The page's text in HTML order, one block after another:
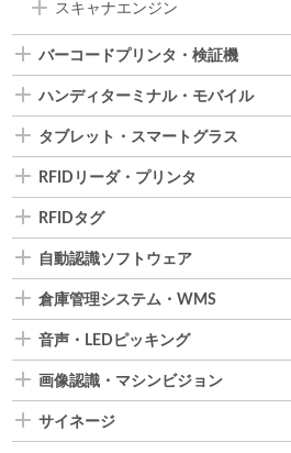
スキャナエンジン
バーコードプリンタ・検証機
ハンディターミナル・モバイル
タブレット・スマートグラス
RFIDリーダ・プリンタ
RFIDタグ
自動認識ソフトウェア
倉庫管理システム・WMS
音声・LEDピッキング
画像認識・マシンビジョン
サイネージ